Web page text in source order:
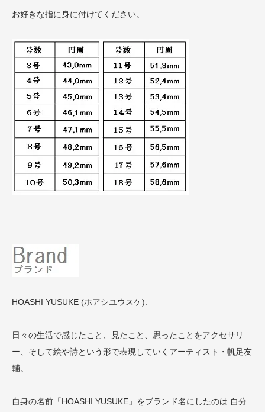
お好きな指に身に付けてください。
HOASHI YUSUKE (ホアシユウスケ):
日々の生活で感じたこと、見たこと、思ったことをアクセサリ
ー、そして絵や詩という形で表現していくアーティスト・帆足友
輔。
自身の名前「HOASHI YUSUKE」をブランド名にしたのは 自分